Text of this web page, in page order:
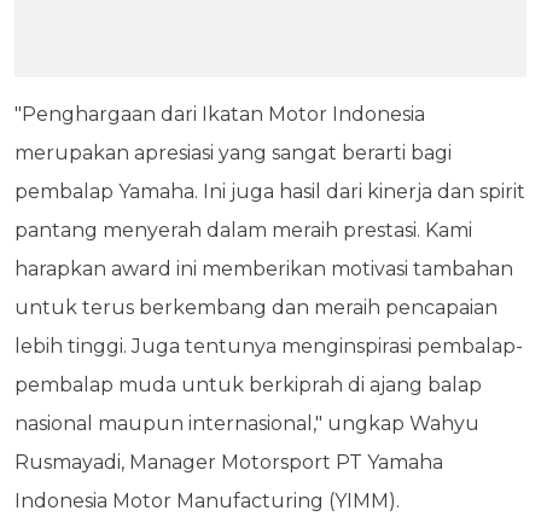
"Penghargaan dari Ikatan Motor Indonesia
merupakan apresiasi yang sangat berarti bagi
pembalap Yamaha. Ini juga hasil dari kinerja dan spirit
pantang menyerah dalam meraih prestasi. Kami
harapkan award ini memberikan motivasi tambahan
untuk terus berkembang dan meraih pencapaian
lebih tinggi. Juga tentunya menginspirasi pembalap-
pembalap muda untuk berkiprah di ajang balap
nasional maupun internasional," ungkap Wahyu
Rusmayadi, Manager Motorsport PT Yamaha
Indonesia Motor Manufacturing (YIMM).